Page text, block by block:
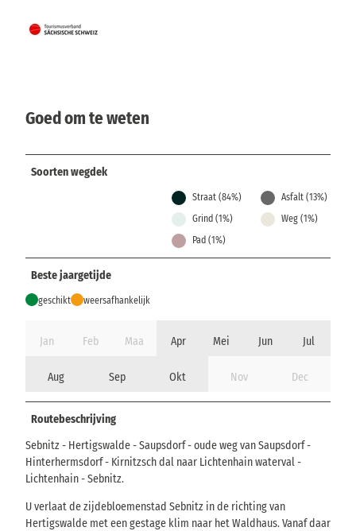
Goed om te weten
Soorten wegdek
Straat (84%)
Asfalt (13%)
Grind (1%)
Weg (1%)
Pad (1%)
Beste jaargetijde
geschikt weersafhankelijk
Jan Feb Maa Apr Mei Jun Jul
Aug Sep Okt Nov Dec
Routebeschrijving
Sebnitz - Hertigswalde - Saupsdorf - oude weg van Saupsdorf -
Hinterhermsdorf - Kirnitzsch dal naar Lichtenhain waterval -
Lichtenhain - Sebnitz.
U verlaat de zijdebloemenstad Sebnitz in de richting van
Hertigswalde met een gestage klim naar het Waldhaus. Vanaf daar